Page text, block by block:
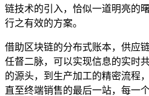
链技术的引入，恰似一道明亮的
行之有效的方案。
借助区块链的分布式账本，供应
任督二脉，可以实现信息的实时
的源头，到生产加工的精密流程
直至终端销售的最后一站，每一